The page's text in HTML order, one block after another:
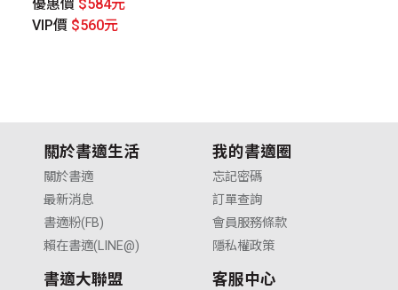
優惠價 $584元
VIP價 $560元
關於書適生活
關於書適
最新消息
書適粉(FB)
賴在書適(LINE@)
我的書適圈
忘記密碼
訂單查詢
會員服務條款
隱私權政策
書適大聯盟 客服中心